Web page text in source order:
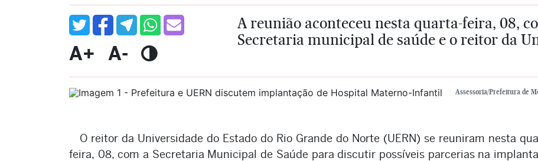
A+ A-
A reunião aconteceu nesta quarta-feira, 08,
Secretaria municipal de saúde e o reitor da
Assessoria/Prefeitura de
O reitor da Universidade do Estado do Rio Grande do Norte (UERN) se reuniram nesta
feira, 08, com a Secretaria Municipal de Saúde para discutir possíveis parcerias na